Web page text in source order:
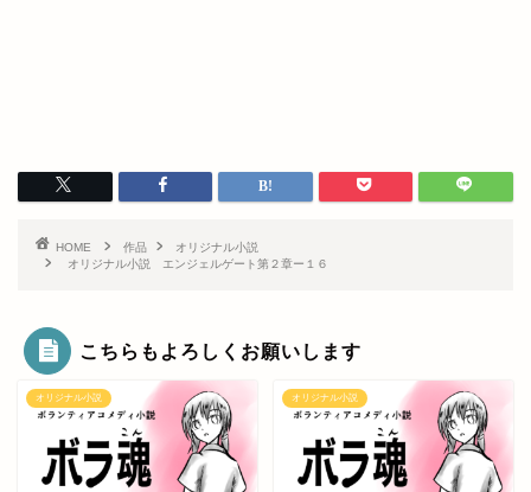
HOME 作品
オリジナル小説
オリジナル小説 エンジェルゲート第２章ー１６
こちらもよろしくお願いします
オリジナル小説 オリジナル小説